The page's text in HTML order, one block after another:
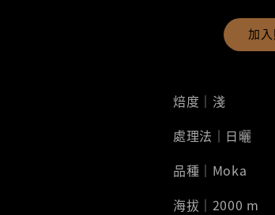
加
焙度｜淺
處理法｜日曬
品種｜Moka
海拔｜2000 m